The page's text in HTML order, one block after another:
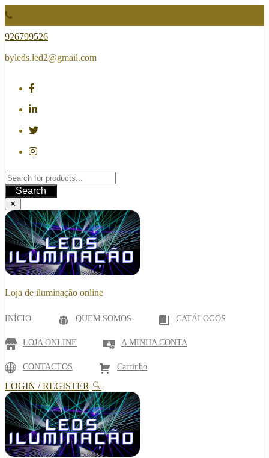
Skip
to
content
926799526
byleds.led2@gmail.com
Search
✕
Loja de iluminação online
INÍCIO QUEM SOMOS CATÁLOGOS
LOJA ONLINE A MINHA CONTA
CONTACTOS Carrinho
LOGIN / REGISTER